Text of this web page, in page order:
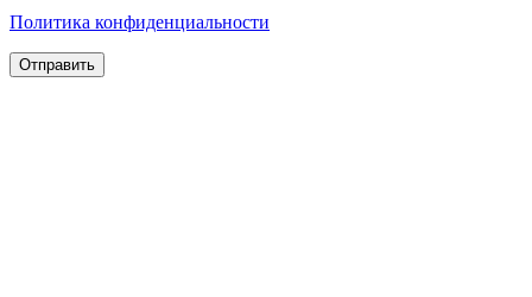
Политика конфиденциальности